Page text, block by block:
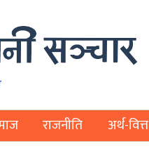
राजनीति अर्थ-वित्त